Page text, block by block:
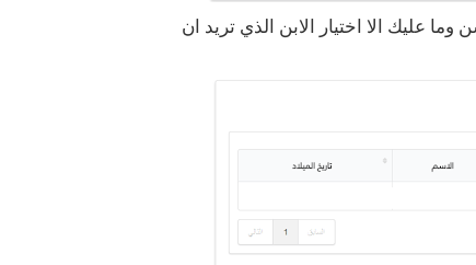
عليك الا اختيار الابن الذي تريد ان